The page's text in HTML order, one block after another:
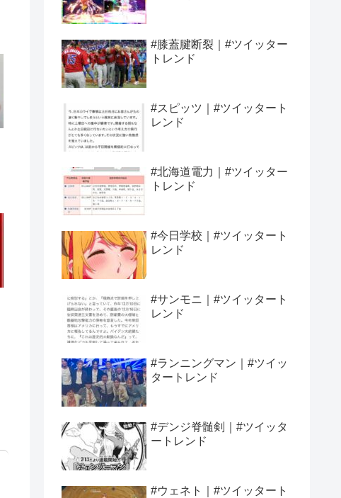
#膝蓋腱断裂｜#ツイッター
トレンド
#スピッツ｜#ツイッタート
レンド
#北海道電力｜#ツイッター
トレンド
#今日学校｜#ツイッタート
レンド
#サンモニ｜#ツイッタート
レンド
#ランニングマン｜#ツイッ
タートレンド
#デンジ脊髄剣｜#ツイッタ
ートレンド
#ウェネト｜#ツイッタート